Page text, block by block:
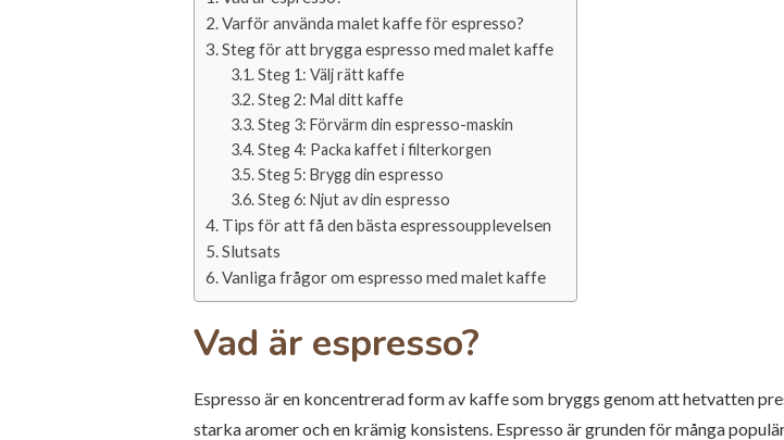
Varför använda malet kaffe för espresso?
Steg för att brygga espresso med malet kaffe
Steg 1: Välj rätt kaffe
Steg 2: Mal ditt kaffe
Steg 3: Förvärm din espresso-maskin
Steg 4: Packa kaffet i filterkorgen
Steg 5: Brygg din espresso
Steg 6: Njut av din espresso
Tips för att få den bästa espressoupplevelsen
Slutsats
Vanliga frågor om espresso med malet kaffe
Vad är espresso?
Espresso är en koncentrerad form av kaffe som bryggs genom att hetvatten
starka aromer och en krämig konsistens. Espresso är grunden för många